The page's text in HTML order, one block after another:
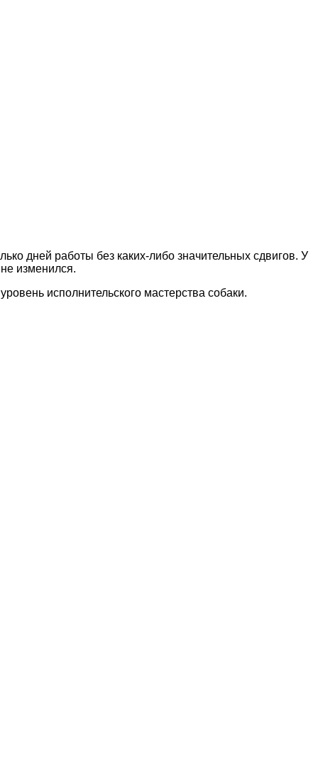
дней работы без каких-либо значительных сдвигов. У
изменился.
исполнительского мастерства собаки.